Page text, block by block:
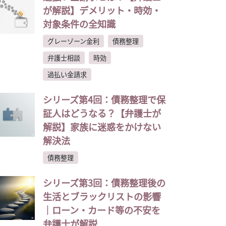
が解説】デメリット・時効・
対象条件の全知識
グレーゾーン金利
債務整理
弁護士相談
時効
過払い金請求
シリーズ第4回：債務整理で保
証人はどうなる？【弁護士が
解説】家族に迷惑をかけない
解決法
債務整理
シリーズ第3回：債務整理後の
生活とブラックリストの影響
｜ローン・カード等の不安を